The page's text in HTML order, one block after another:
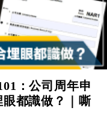
：公司周年申
都識做？｜嘶